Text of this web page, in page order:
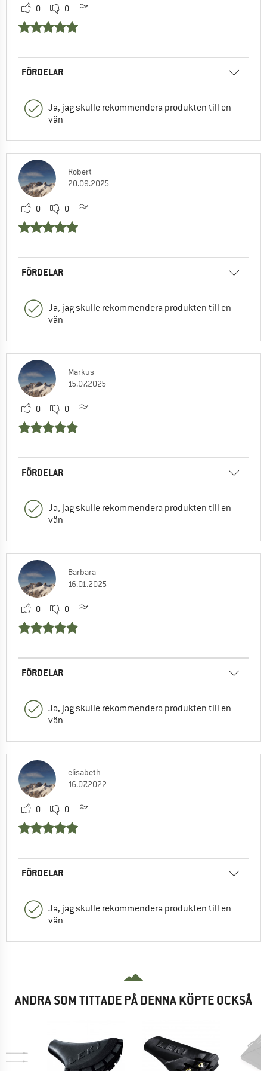
0 0
FÖRDELAR
Ja, jag skulle rekommendera produkten till en
vän
Robert
20.09.2025
0 0
FÖRDELAR
Ja, jag skulle rekommendera produkten till en
vän
Markus
15.07.2025
0 0
FÖRDELAR
Ja, jag skulle rekommendera produkten till en
vän
Barbara
16.01.2025
0 0
FÖRDELAR
Ja, jag skulle rekommendera produkten till en
vän
elisabeth
16.07.2022
0 0
FÖRDELAR
Ja, jag skulle rekommendera produkten till en
vän
ANDRA SOM TITTADE PÅ DENNA KÖPTE OCKSÅ